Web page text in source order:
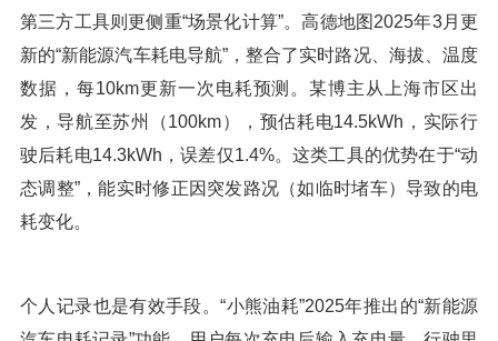
第三方工具则更侧重“场景化计算”。高德地图2025年3月更
新的“新能源汽车耗电导航”，整合了实时路况、海拔、温度
数据，每10km更新一次电耗预测。某博主从上海市区出
发，导航至苏州（100km），预估耗电14.5kWh，实际行
驶后耗电14.3kWh，误差仅1.4%。这类工具的优势在于“动
态调整”，能实时修正因突发路况（如临时堵车）导致的电
耗变化。
个人记录也是有效手段。“小熊油耗”2025年推出的“新能源